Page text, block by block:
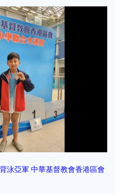
泳亞軍 中華基督教會香港區會